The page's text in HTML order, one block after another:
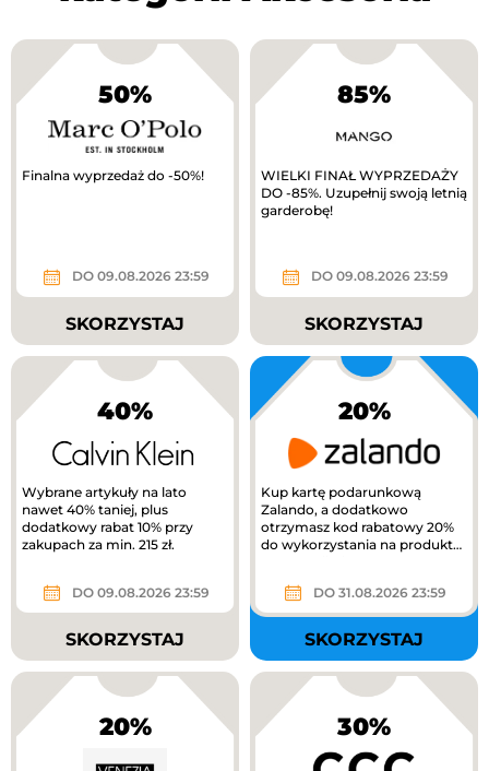
50%
Finalna wyprzedaż do -50%!
DO 09.08.2026 23:59
SKORZYSTAJ
85%
WIELKI FINAŁ WYPRZEDAŻY
DO -85%. Uzupełnij swoją letnią
garderobę!
DO 09.08.2026 23:59
SKORZYSTAJ
40%
Wybrane artykuły na lato
nawet 40% taniej, plus
dodatkowy rabat 10% przy
zakupach za min. 215 zł.
DO 09.08.2026 23:59
SKORZYSTAJ
20%
Kup kartę podarunkową
Zalando, a dodatkowo
otrzymasz kod rabatowy 20%
do wykorzystania na produkty
DO 31.08.2026 23:59
SKORZYSTAJ
20% 30%